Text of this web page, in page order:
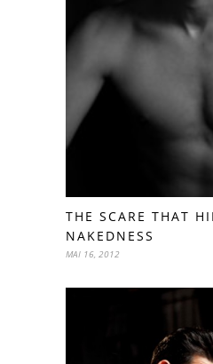
THE SCARE THAT
NAKEDNESS
MAI 16, 2012